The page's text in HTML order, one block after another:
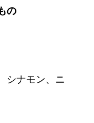
の
、シナモン、ニ